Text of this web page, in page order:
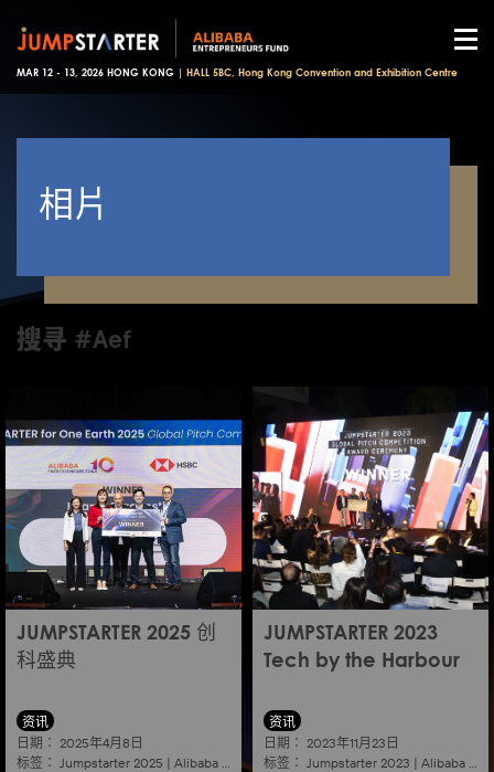
MAR 12 - 13, 2026 HONG KONG | HALL 5BC, Hong Kong Convention and Exhibition Centre
相片
搜寻 #Aef
JUMPSTARTER 2025 创
科盛典
资讯
日期： 2025年4月8日
标签： Jumpstarter 2025 | Alibaba Aef| Startup
JUMPSTARTER 2023
Tech by the Harbour
资讯
日期： 2023年11月23日
标签： Jumpstarter 2023 | Alibaba